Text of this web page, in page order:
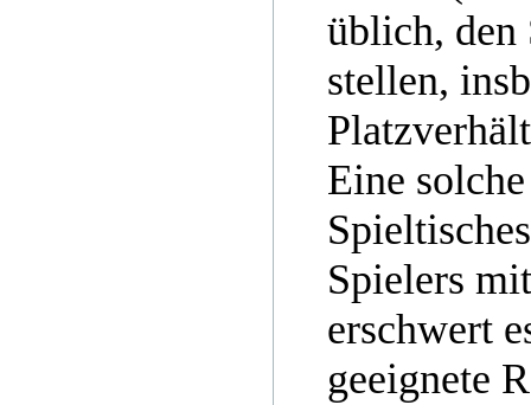
üblich, den
stellen,
Eine
Spielers
erschwert
geeignete